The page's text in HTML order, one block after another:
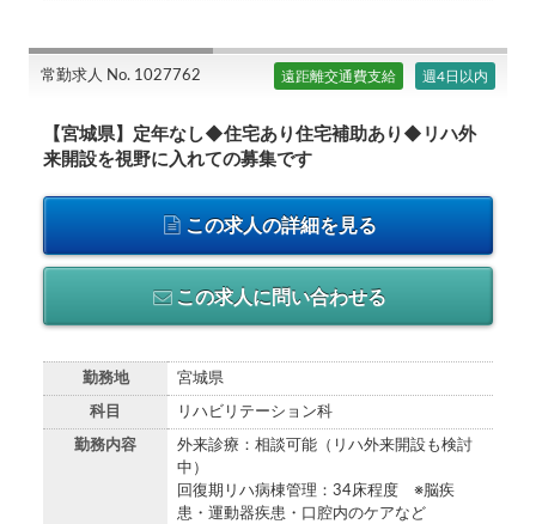
常勤求人 No. 1027762 遠距離交通費支給 週4日以内
【宮城県】定年なし◆住宅あり住宅補助あり◆リハ外
来開設を視野に入れての募集です
この求人の詳細を見る
この求人に問い合わせる
勤務地 宮城県
科目 リハビリテーション科
勤務内容
外来診療：相談可能（リハ外来開設も検討
中）
回復期リハ病棟管理：34床程度 ※脳疾
患・運動器疾患・口腔内のケアなど